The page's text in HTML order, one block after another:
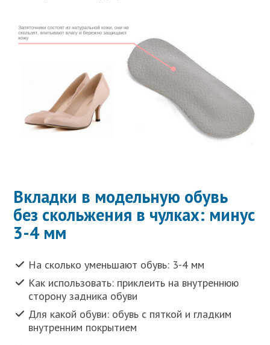
Вкладки в модельную обувь
без скольжения в чулках: минус
3-4 мм
На сколько уменьшают обувь: 3-4 мм
Как использовать: приклеить на внутреннюю
сторону задника обуви
Для какой обуви: обувь с пяткой и гладким
внутренним покрытием